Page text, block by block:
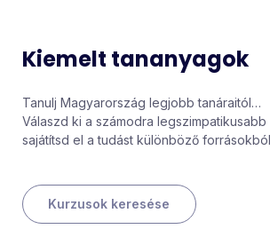
Kiemelt tananyagok
Tanulj Magyarország legjobb tanáraitól…
Válaszd ki a számodra
sajátítsd el a tudást különböző
Kurzusok keresése